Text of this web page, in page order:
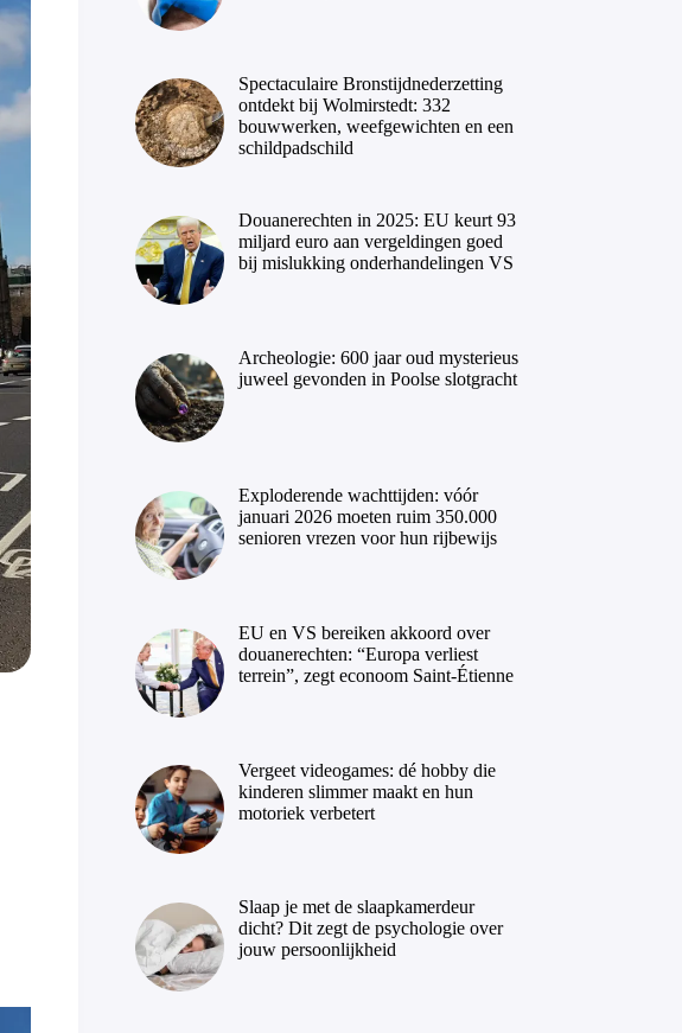
Spectaculaire Bronstijdnederzetting
ontdekt bij Wolmirstedt: 332
bouwwerken, weefgewichten en een
schildpadschild
Douanerechten in 2025: EU keurt 93
miljard euro aan vergeldingen goed
bij mislukking onderhandelingen VS
Archeologie: 600 jaar oud mysterieus
juweel gevonden in Poolse slotgracht
Exploderende wachttijden: vóór
januari 2026 moeten ruim 350.000
senioren vrezen voor hun rijbewijs
EU en VS bereiken akkoord over
douanerechten: “Europa verliest
terrein”, zegt econoom Saint-Étienne
Vergeet videogames: dé hobby die
kinderen slimmer maakt en hun
motoriek verbetert
Slaap je met de slaapkamerdeur
dicht? Dit zegt de psychologie over
jouw persoonlijkheid